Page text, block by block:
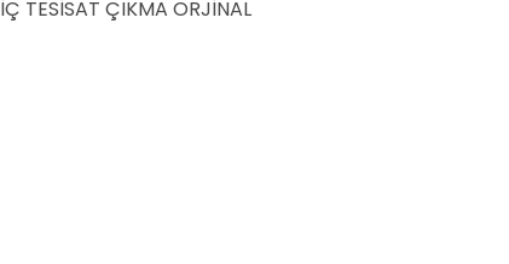
TESİSAT ÇIKMA ORJİNAL